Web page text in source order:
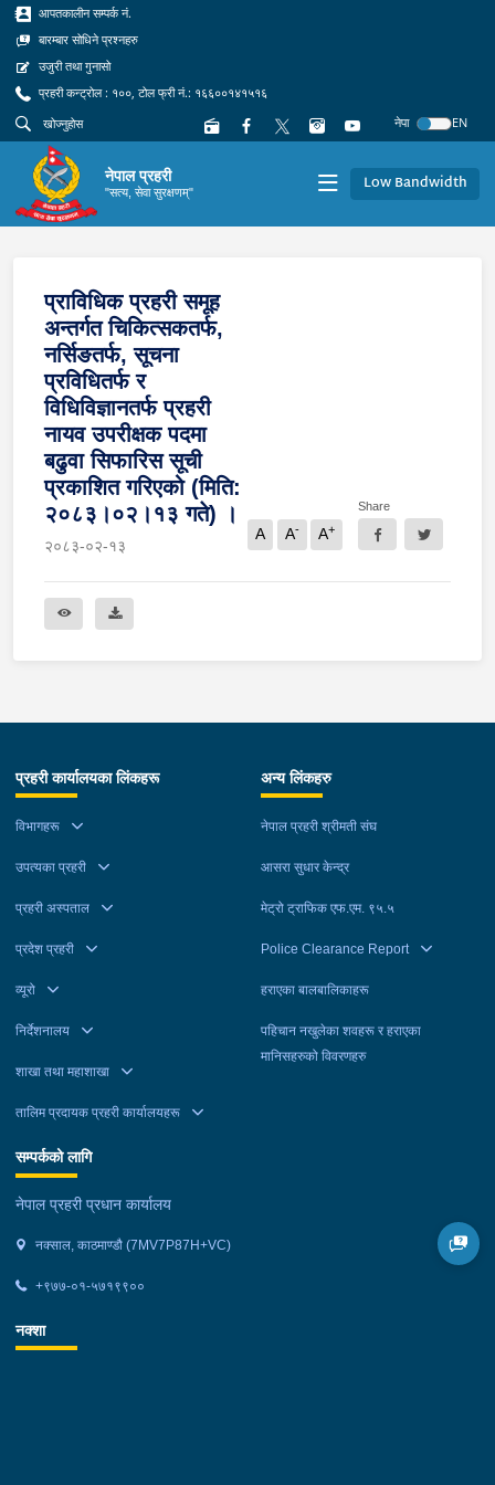
आपतकालीन सम्पर्क नं.
बारम्बार सोधिने प्रश्नहरु
उजुरी तथा गुनासो
प्रहरी कन्ट्रोल : १००, टोल फ्री नं.: १६६००१४१५१६
नेपा
EN
नेपाल प्रहरी
"सत्य, सेवा सुरक्षणम्" Low Bandwidth
प्राविधिक प्रहरी समूह
अन्तर्गत चिकित्सकतर्फ,
नर्सिङतर्फ, सूचना
प्रविधितर्फ र
विधिविज्ञानतर्फ प्रहरी
नायव उपरीक्षक पदमा
बढुवा सिफारिस सूची
प्रकाशित गरिएको (मिति:
२०८३।०२।१३ गते) ।
२०८३-०२-१३
A A- A+
Share
प्रहरी कार्यालयका लिंकहरू
विभागहरू
उपत्यका प्रहरी
प्रहरी अस्पताल
प्रदेश प्रहरी
व्यूरो
निर्देशनालय
शाखा तथा महाशाखा
तालिम प्रदायक प्रहरी कार्यालयहरू
अन्य लिंकहरु
नेपाल प्रहरी श्रीमती संघ
आसरा सुधार केन्द्र
मेट्रो ट्राफिक एफ.एम. ९५.५
Police Clearance Report
हराएका बालबालिकाहरू
पहिचान नखुलेका शवहरू र हराएका
मानिसहरुको विवरणहरु
सम्पर्कको लागि
नेपाल प्रहरी प्रधान कार्यालय
नक्साल, काठमाण्डौ (7MV7P87H+VC)
+९७७-०१-५७१९९००
नक्शा